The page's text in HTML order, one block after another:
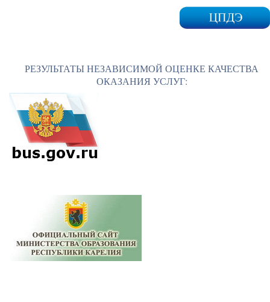
РЕЗУЛЬТАТЫ НЕЗАВИСИМОЙ ОЦЕНКЕ КАЧЕСТВА
ОКАЗАНИЯ УСЛУГ: